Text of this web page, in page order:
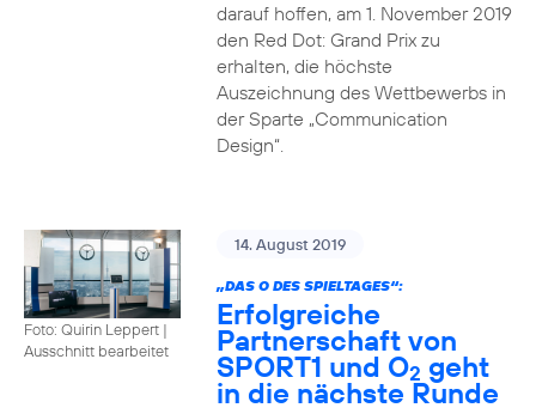
darauf hoffen, am 1. November 2019
den Red Dot: Grand Prix zu
erhalten, die höchste
Auszeichnung des Wettbewerbs in
der Sparte „Communication
Design“.
Foto: Quirin Leppert |
Ausschnitt bearbeitet
14. August 2019
„DAS O DES SPIELTAGES“:
Erfolgreiche
Partnerschaft von
SPORT1 und O2 geht
in die nächste Runde